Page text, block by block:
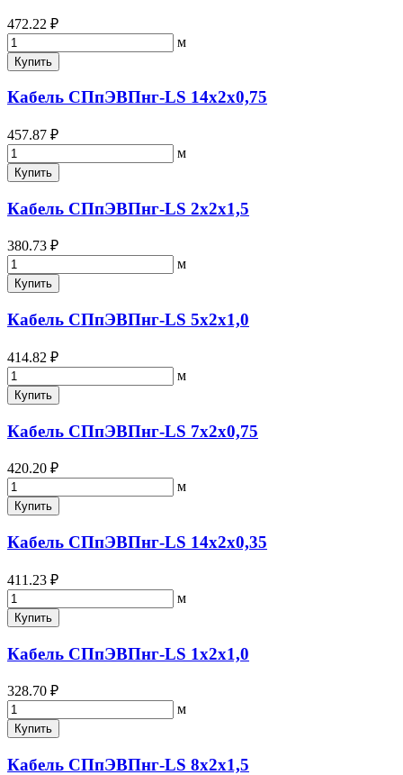
472.22 ₽
м
Купить
Кабель СПпЭВПнг-LS 14х2х0,75
457.87 ₽
м
Купить
Кабель СПпЭВПнг-LS 2х2х1,5
380.73 ₽
м
Купить
Кабель СПпЭВПнг-LS 5х2х1,0
414.82 ₽
м
Купить
Кабель СПпЭВПнг-LS 7х2х0,75
420.20 ₽
м
Купить
Кабель СПпЭВПнг-LS 14х2х0,35
411.23 ₽
м
Купить
Кабель СПпЭВПнг-LS 1х2х1,0
328.70 ₽
м
Купить
Кабель СПпЭВПнг-LS 8х2х1,5